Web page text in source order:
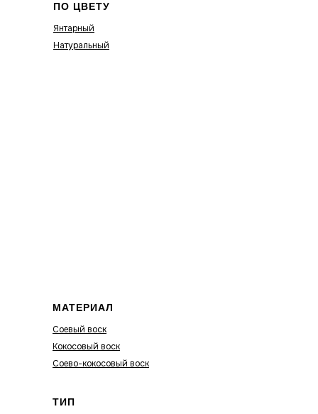
ПО ЦВЕТУ
Янтарный
Натуральный
МАТЕРИАЛ
Соевый воск
Кокосовый воск
Соево-кокосовый воск
ТИП